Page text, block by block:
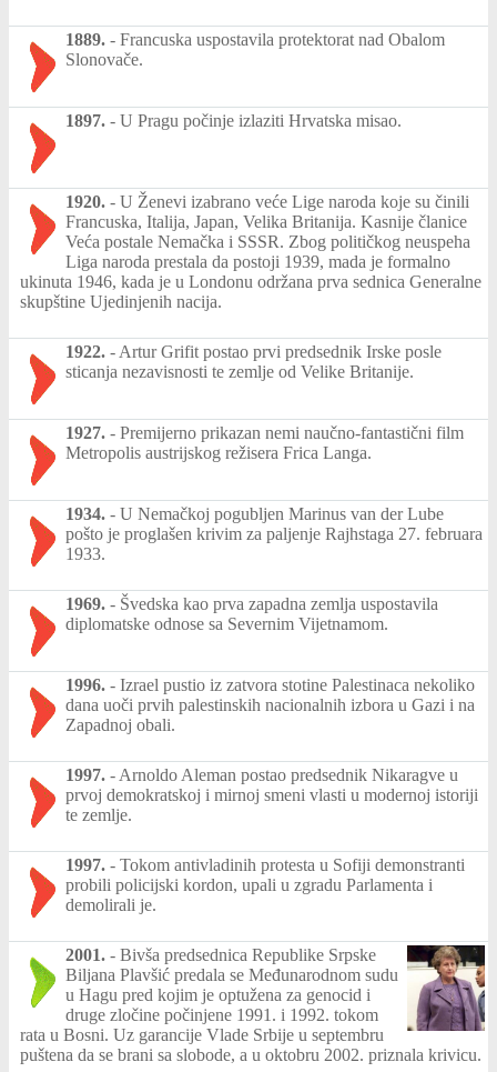
1889. - Francuska uspostavila protektorat nad Obalom
Slonovače.
1897. - U Pragu počinje izlaziti Hrvatska misao.
1920. - U Ženevi izabrano veće Lige naroda koje su činili
Francuska, Italija, Japan, Velika Britanija. Kasnije članice
Veća postale Nemačka i SSSR. Zbog političkog neuspeha
Liga naroda prestala da postoji 1939, mada je formalno
ukinuta 1946, kada je u Londonu održana prva sednica Generalne
skupštine Ujedinjenih nacija.
1922. - Artur Grifit postao prvi predsednik Irske posle
sticanja nezavisnosti te zemlje od Velike Britanije.
1927. - Premijerno prikazan nemi naučno-fantastični film
Metropolis austrijskog režisera Frica Langa.
1934. - U Nemačkoj pogubljen Marinus van der Lube
pošto je proglašen krivim za paljenje Rajhstaga 27. februara
1933.
1969. - Švedska kao prva zapadna zemlja uspostavila
diplomatske odnose sa Severnim Vijetnamom.
1996. - Izrael pustio iz zatvora stotine Palestinaca nekoliko
dana uoči prvih palestinskih nacionalnih izbora u Gazi i na
Zapadnoj obali.
1997. - Arnoldo Aleman postao predsednik Nikaragve u
prvoj demokratskoj i mirnoj smeni vlasti u modernoj istoriji
te zemlje.
1997. - Tokom antivladinih protesta u Sofiji demonstranti
probili policijski kordon, upali u zgradu Parlamenta i
demolirali je.
2001. - Bivša predsednica Republike Srpske
Biljana Plavšić predala se Međunarodnom sudu
u Hagu pred kojim je optužena za genocid i
druge zločine počinjene 1991. i 1992. tokom
rata u Bosni. Uz garancije Vlade Srbije u septembru
puštena da se brani sa slobode, a u oktobru 2002. priznala krivicu.